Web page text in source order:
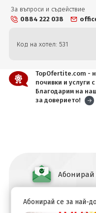
За въпроси и съдействие
0884 222 038
Код на хотел: 531
TopOfertite.com -
почивки и услуги
Благодарим на
за доверието!
Абонирай
Абонирай се за най-